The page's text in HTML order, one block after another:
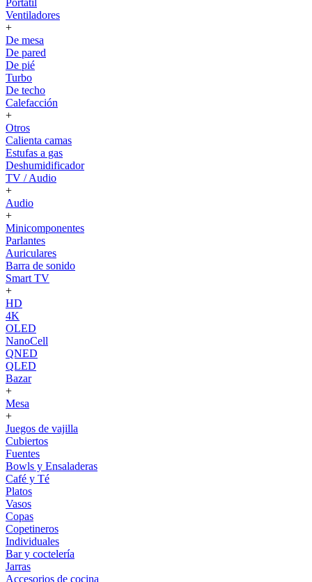
Portatil
Ventiladores
+
De mesa
De pared
De pié
Turbo
De techo
Calefacción
+
Otros
Calienta camas
Estufas a gas
Deshumidificador
TV / Audio
+
Audio
+
Minicomponentes
Parlantes
Auriculares
Barra de sonido
Smart TV
+
HD
4K
OLED
NanoCell
QNED
QLED
Bazar
+
Mesa
+
Juegos de vajilla
Cubiertos
Fuentes
Bowls y Ensaladeras
Café y Té
Platos
Vasos
Copas
Copetineros
Individuales
Bar y coctelería
Jarras
Accesorios de cocina